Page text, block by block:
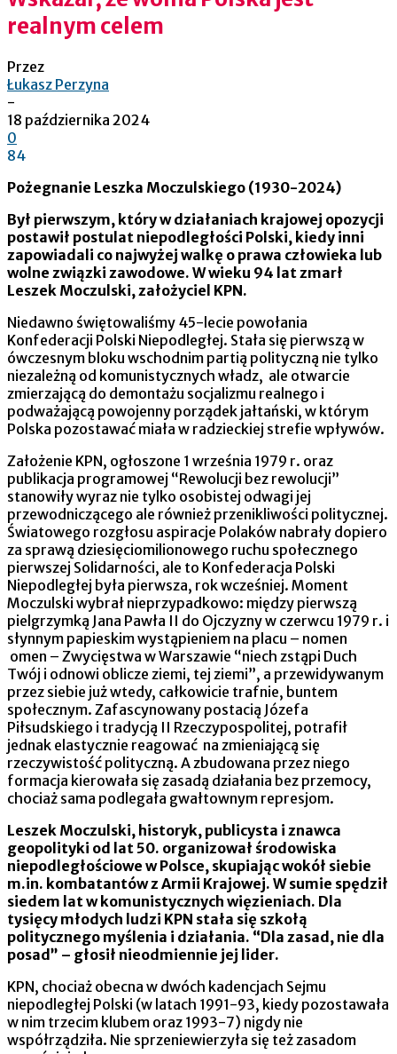
realnym celem
Przez
Łukasz Perzyna
-
18 października 2024
0
84
Pożegnanie Leszka Moczulskiego (1930-2024)
Był pierwszym, który w działaniach krajowej opozycji
postawił postulat niepodległości Polski, kiedy inni
zapowiadali co najwyżej walkę o prawa człowieka lub
wolne związki zawodowe. W wieku 94 lat zmarł
Leszek Moczulski, założyciel KPN.
Niedawno świętowaliśmy 45-lecie powołania
Konfederacji Polski Niepodległej. Stała się pierwszą w
ówczesnym bloku wschodnim partią polityczną nie tylko
niezależną od komunistycznych władz, ale otwarcie
zmierzającą do demontażu socjalizmu realnego i
podważającą powojenny porządek jałtański, w którym
Polska pozostawać miała w radzieckiej strefie wpływów.
Założenie KPN, ogłoszone 1 września 1979 r. oraz
publikacja programowej “Rewolucji bez rewolucji”
stanowiły wyraz nie tylko osobistej odwagi jej
przewodniczącego ale również przenikliwości politycznej.
Światowego rozgłosu aspiracje Polaków nabrały dopiero
za sprawą dziesięciomilionowego ruchu społecznego
pierwszej Solidarności, ale to Konfederacja Polski
Niepodległej była pierwsza, rok wcześniej. Moment
Moczulski wybrał nieprzypadkowo: między pierwszą
pielgrzymką Jana Pawła II do Ojczyzny w czerwcu 1979 r. i
słynnym papieskim wystąpieniem na placu – nomen
omen – Zwycięstwa w Warszawie “niech zstąpi Duch
Twój i odnowi oblicze ziemi, tej ziemi”, a przewidywanym
przez siebie już wtedy, całkowicie trafnie, buntem
społecznym. Zafascynowany postacią Józefa
Piłsudskiego i tradycją II Rzeczypospolitej, potrafił
jednak elastycznie reagować na zmieniającą się
rzeczywistość polityczną. A zbudowana przez niego
formacja kierowała się zasadą działania bez przemocy,
chociaż sama podlegała gwałtownym represjom.
Leszek Moczulski, historyk, publicysta i znawca
geopolityki od lat 50. organizował środowiska
niepodległościowe w Polsce, skupiając wokół siebie
m.in. kombatantów z Armii Krajowej. W sumie spędził
siedem lat w komunistycznych więzieniach. Dla
tysięcy młodych ludzi KPN stała się szkołą
politycznego myślenia i działania. “Dla zasad, nie dla
posad” – głosił nieodmiennie jej lider.
KPN, chociaż obecna w dwóch kadencjach Sejmu
niepodległej Polski (w latach 1991-93, kiedy pozostawała
w nim trzecim klubem oraz 1993-7) nigdy nie
współrządziła. Nie sprzeniewierzyła się też zasadom